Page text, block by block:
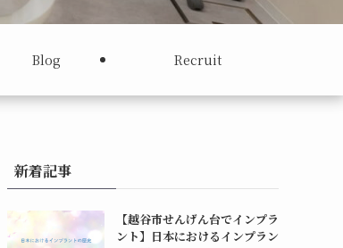
Blog Recruit
新着記事
【越谷市せんげん台でインプラ
ント】日本におけるインプラン